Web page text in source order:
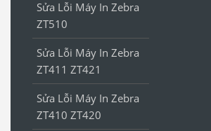
Sửa Lỗi Máy In Zebra
ZT510
Sửa Lỗi Máy In Zebra
ZT411 ZT421
Sửa Lỗi Máy In Zebra
ZT410 ZT420